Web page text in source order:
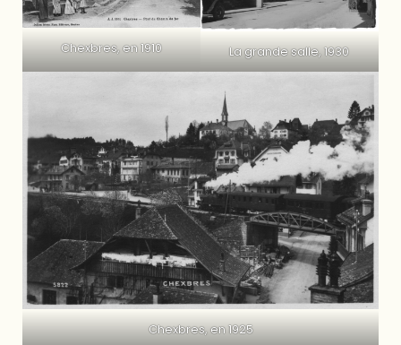
Chexbres, en 1910 La grande salle, 1930
Chexbres, en 1925